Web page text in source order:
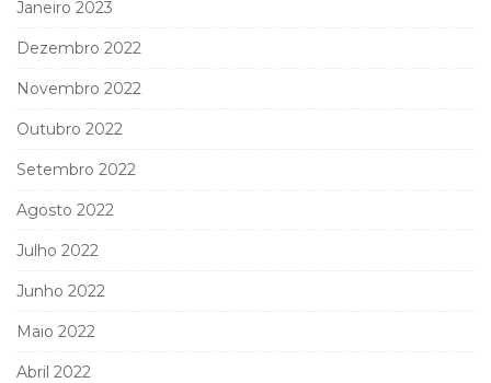
Janeiro 2023
Dezembro 2022
Novembro 2022
Outubro 2022
Setembro 2022
Agosto 2022
Julho 2022
Junho 2022
Maio 2022
Abril 2022